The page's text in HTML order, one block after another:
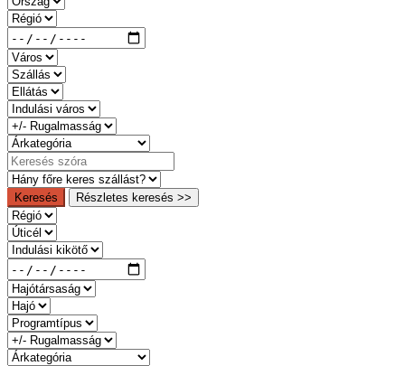
Keresés Részletes keresés >>